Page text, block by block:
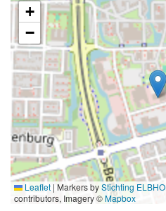
+
−
Leaflet | Markers byStichting ELBHO
contributors, Imagery ©Mapbox